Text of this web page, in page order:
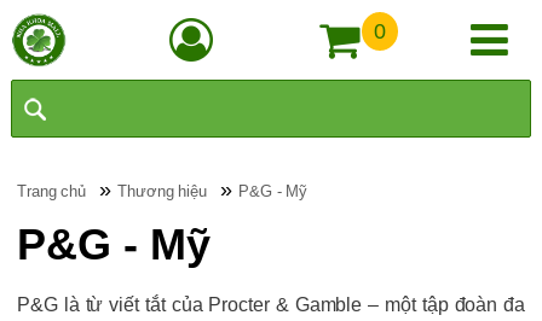
0
Trang chủ »Thương hiệu » P&G - Mỹ
P&G - Mỹ
P&G là từ viết tắt của Procter & Gamble – một tập đoàn đa